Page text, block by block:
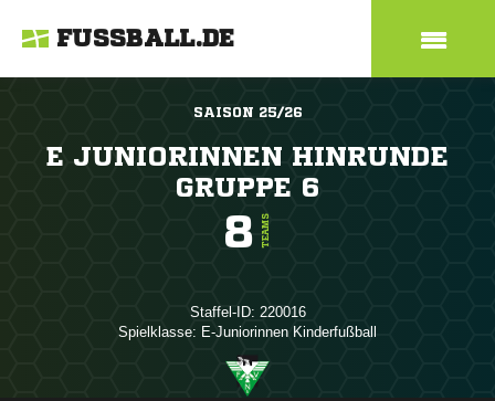
FUSSBALL.DE
SAISON 25/26
E JUNIORINNEN HINRUNDE
GRUPPE 6
8 TEAMS
Staffel-ID: 220016
Spielklasse: E-Juniorinnen Kinderfußball